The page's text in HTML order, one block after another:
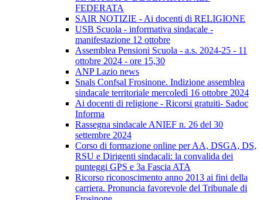
FEDERATA
SAIR NOTIZIE - Ai docenti di RELIGIONE
USB Scuola - informativa sindacale -
manifestazione 12 ottobre
Assemblea Pensioni Scuola - a.s. 2024-25 - 11
ottobre 2024 - ore 15,30
ANP Lazio news
Snals Confsal Frosinone. Indizione assemblea
sindacale territoriale mercoledì 16 ottobre 2024
Ai docenti di religione - Ricorsi gratuiti- Sadoc
Informa
Rassegna sindacale ANIEF n. 26 del 30
settembre 2024
Corso di formazione online per AA, DSGA, DS,
RSU e Dirigenti sindacali: la convalida dei
punteggi GPS e 3a Fascia ATA
Ricorso riconoscimento anno 2013 ai fini della
carriera. Pronuncia favorevole del Tribunale di